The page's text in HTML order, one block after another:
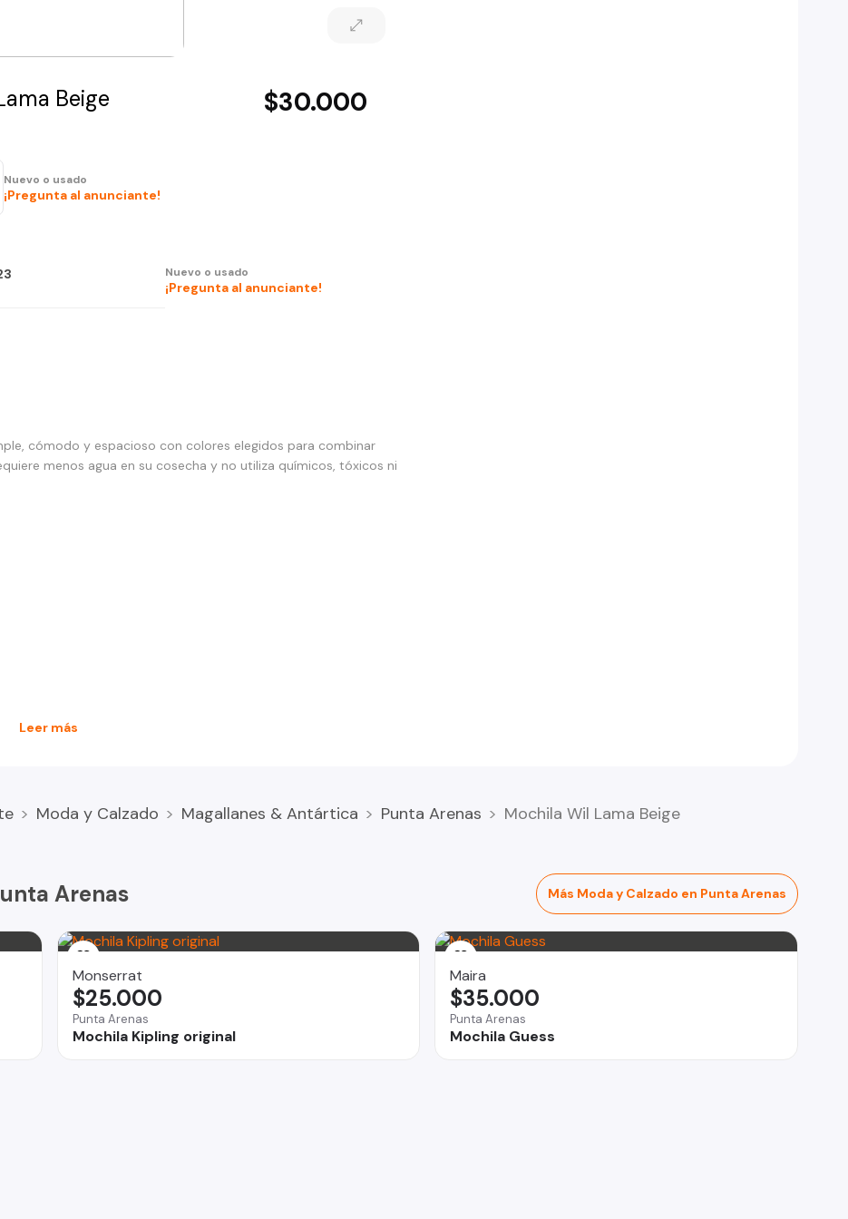
Beige $30.000
Nuevo o usado
¡Pregunta al anunciante!
Nuevo o usado
¡Pregunta al anunciante!
cómodo y espacioso con colores elegidos para combinar
menos agua en su cosecha y no utiliza químicos, tóxicos ni
en lavadora o a mano con colores similares. Para prendas
Secar al aire libre y planchar en prenda húmeda
Leer más
Moda y Calzado Magallanes & Antártica Punta Arenas Mochila Wil Lama Beige
Arenas Más Moda y Calzado en Punta Arenas
Monserrat
Punta Arenas
Mochila Kipling original
$25.000
Maira
Punta Arenas
Mochila Guess
$35.000